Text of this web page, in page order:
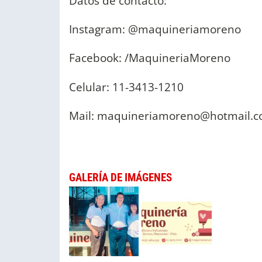
Instagram: @maquineriamoreno
Facebook: /MaquineriaMoreno
Celular: 11-3413-1210
Mail:
GALERÍA DE IMÁGENES